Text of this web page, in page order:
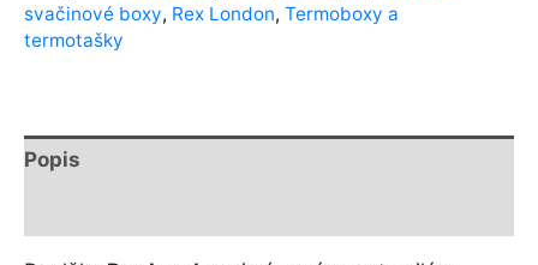
svačinové boxy, Rex London, Termoboxy a
termotašky
Popis